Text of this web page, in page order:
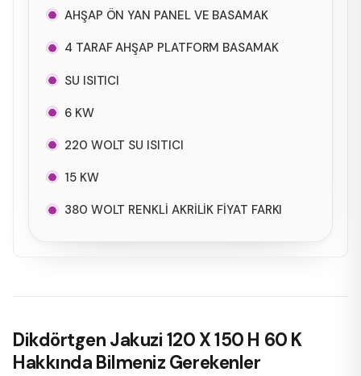
AHŞAP ÖN YAN PANEL VE BASAMAK
4 TARAF AHŞAP PLATFORM BASAMAK
SU ISITICI
6 KW
220 WOLT SU ISITICI
15 KW
380 WOLT RENKLİ AKRİLİK FİYAT FARKI
Dikdörtgen Jakuzi 120 X 150 H 60 K
Hakkında Bilmeniz Gerekenler